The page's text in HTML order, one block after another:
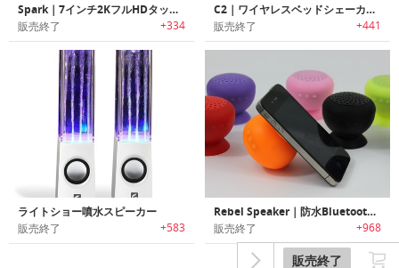
販売終了
Spark｜7インチ2KフルHDタッチスクリーン搭載 Hi-Fi スマートスピーカー「スパーク」
販売終了 +334
C2｜ワイヤレスベッドシェーカー機能搭載4イン1アラームクロック「シーツー」
販売終了 +441
ライトショー噴水スピーカー
販売終了 +583
Rebel Speaker｜防水Bluetoothスピーカー＆スピーカーフォン
販売終了 +968